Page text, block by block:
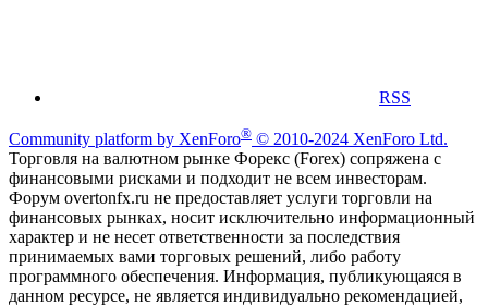
RSS
Community platform by XenForo® © 2010-2024 XenForo Ltd.
Торговля на валютном рынке Форекс (Forex) сопряжена с
финансовыми рисками и подходит не всем инвесторам.
Форум overtonfx.ru не предоставляет услуги торговли на
финансовых рынках, носит исключительно информационный
характер и не несет ответственности за последствия
принимаемых вами торговых решений, либо работу
программного обеспечения. Информация, публикующаяся в
данном ресурсе, не является индивидуально рекомендацией,